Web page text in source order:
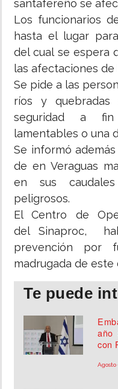
santafereño se
Los funcionarios
hasta el lugar
del cual se espera
las afectaciones de
Se pide a las
ríos y quebradas
seguridad a
lamentables o una
Se informó
de en Veraguas
en sus
peligrosos.
El Centro de
del Sinaproc,
prevención por
madrugada de este
Te puede
año
con
Agosto